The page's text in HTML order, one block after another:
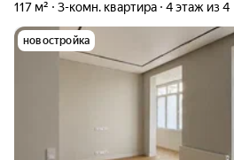
117 м² 3-комн. квартира 4 этаж из 4
новостройка